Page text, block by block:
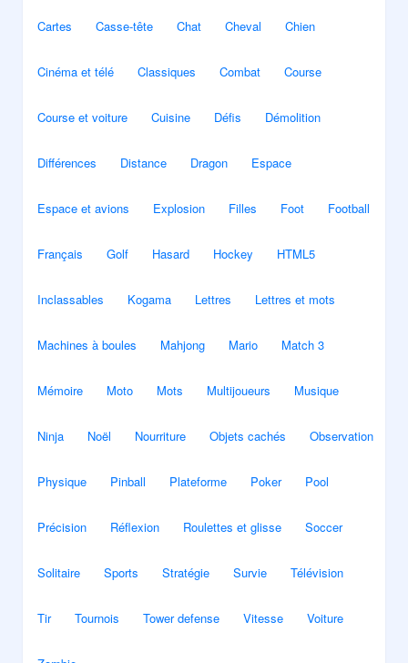
Cartes Casse-tête Chat Cheval Chien
Cinéma et télé Classiques Combat Course
Course et voiture Cuisine Défis Démolition
Différences Distance Dragon Espace
Espace et avions Explosion Filles Foot Football
Français Golf Hasard Hockey HTML5
Inclassables Kogama Lettres Lettres et mots
Machines à boules Mahjong Mario Match 3
Mémoire Moto Mots Multijoueurs Musique
Ninja Noël Nourriture Objets cachés Observation
Physique Pinball Plateforme Poker Pool
Précision Réflexion Roulettes et glisse Soccer
Solitaire Sports Stratégie Survie Télévision
Tir Tournois Tower defense Vitesse Voiture